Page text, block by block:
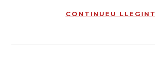
CONTINUEU LLEGINT